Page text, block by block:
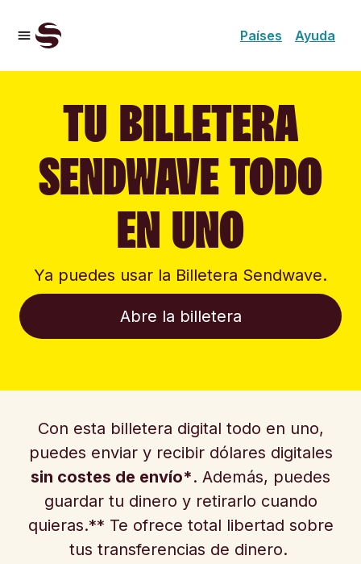
Países Ayuda
TU BILLETERA
SENDWAVE TODO
EN UNO
Ya puedes usar la Billetera Sendwave.
Abre la billetera
Con esta billetera digital todo en uno,
puedes enviar y recibir dólares digitales
sin costes de envío*. Además, puedes
guardar tu dinero y retirarlo cuando
quieras.** Te ofrece total libertad sobre
tus transferencias de dinero.